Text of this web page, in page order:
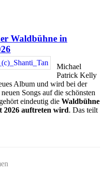
Waldbühne in
Michael
Patrick Kelly
Album und wird bei der
Songs auf die schönsten
eindeutig die Waldbühne
2026 auftreten wird. Das teilt